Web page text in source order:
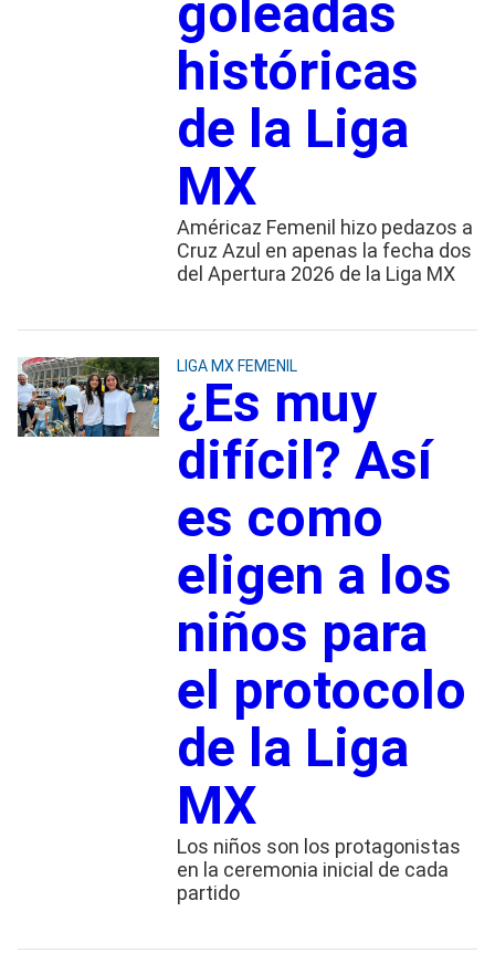
goleadas
históricas
de la Liga
MX
Américaz Femenil hizo pedazos a
Cruz Azul en apenas la fecha dos
del Apertura 2026 de la Liga MX
LIGA MX FEMENIL
¿Es muy
difícil? Así
es como
eligen a los
niños para
el protocolo
de la Liga
MX
Los niños son los protagonistas
en la ceremonia inicial de cada
partido